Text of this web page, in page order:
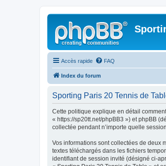
Accès rapide FAQ
Index du forum
Sporting Paris 20 Tennis de
Cette politique explique en détail
« https://sp20tt.net/phpBB3 ») et phpBB
collectée pendant n’importe quelle
Vos informations sont collectées de deux
textes téléchargés dans les fichiers
identifiant de session invité (désigné ci-